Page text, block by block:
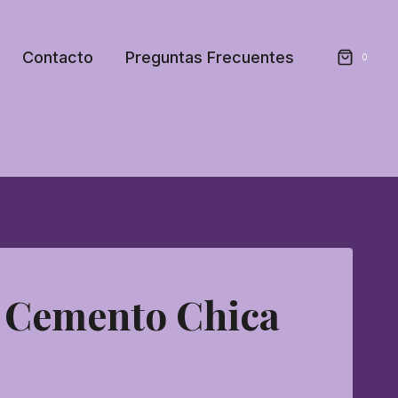
Contacto Preguntas Frecuentes 0
Chica